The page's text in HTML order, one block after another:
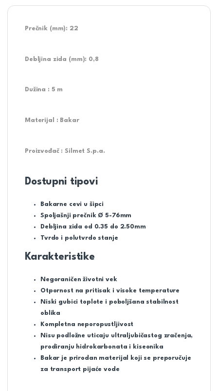
Prečnik (mm): 22
Debljina zida (mm): 0,8
Dužina : 5 m
Materijal : Bakar
Proizvođač : Silmet S.p.a.
Dostupni tipovi
Bakarne cevi u šipci
Spoljašnji prečnik Ø 5-76mm
Debljina zida od 0.35 do 2.50mm
Tvrdo i polutvrdo stanje
Karakteristike
Negoraničen životni vek
Otpornost na pritisak i visoke temperature
Niski gubici toplote i poboljšana stabilnost
oblika
Kompletna neporopustljivost
Nisu podložne uticaju ultraljubičastog zračenja,
prodiranju hidrokarbonata i kiseonika
Bakar je prirodan materijal koji se preporučuje
za transport pijaće vode